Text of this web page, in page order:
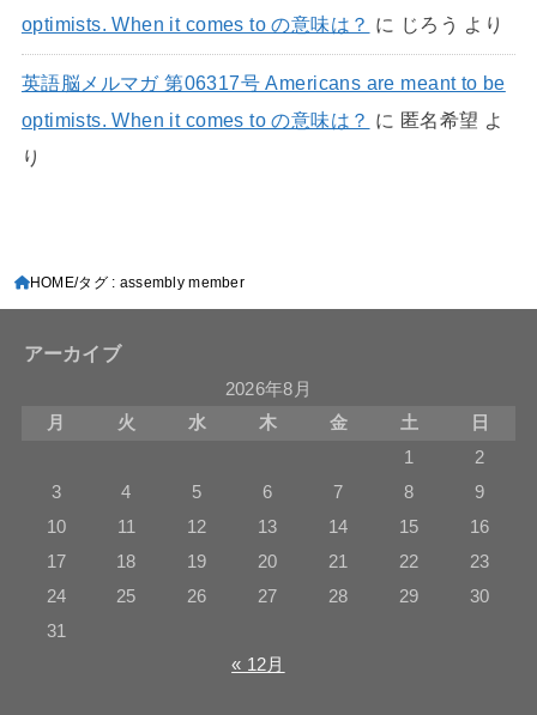
optimists. When it comes to の意味は？ に じろう より
英語脳メルマガ 第06317号 Americans are meant to be
optimists. When it comes to の意味は？ に 匿名希望 よ
り
HOME タグ : assembly member
アーカイブ
2026年8月
月
火 水 木 金 土
日
1
2
3
4 5 6 7 8
9
10
11 12 13 14 15
16
17
18 19 20 21 22
23
24
25 26 27 28 29
30
31
« 12月